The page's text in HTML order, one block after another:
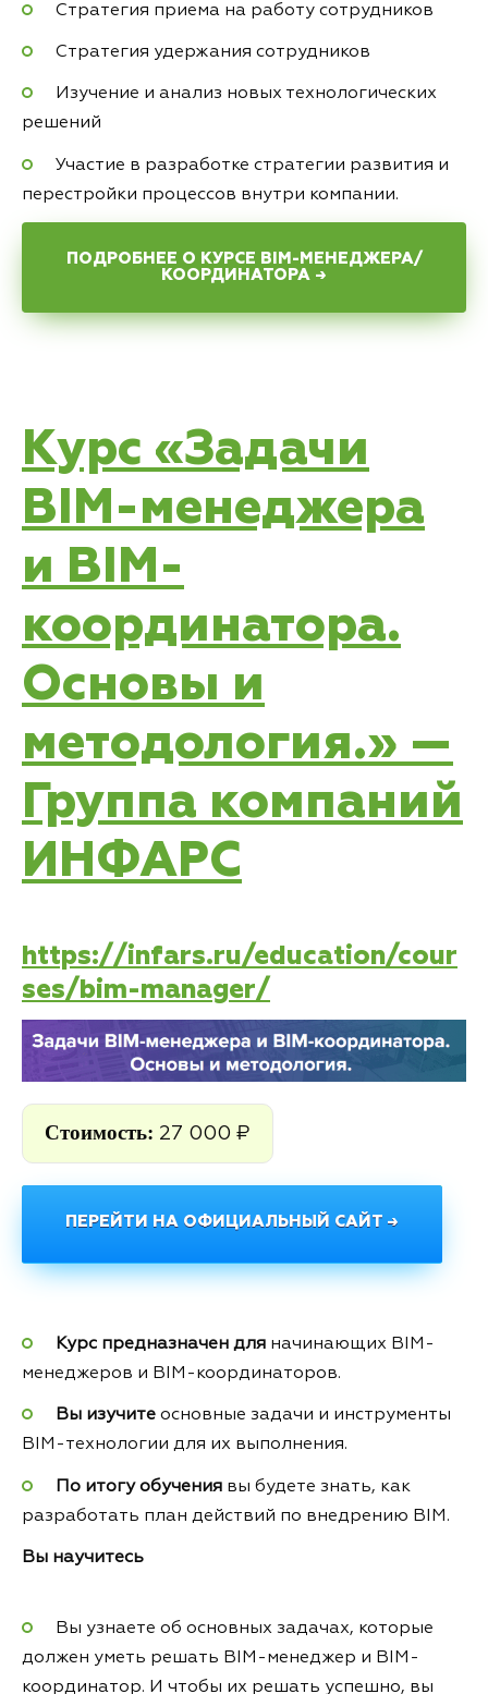
Стратегия приема на работу сотрудников
Стратегия удержания сотрудников
Изучение и анализ новых технологических
решений
Участие в разработке стратегии развития и
перестройки процессов внутри компании.
ПОДРОБНЕЕ О КУРСЕ BIM-МЕНЕДЖЕРА/
КООРДИНАТОРА →
Курс «Задачи
BIM-менеджера
и BIM-
координатора.
Основы и
методология.» —
Группа компаний
ИНФАРС
https://infars.ru/education/cour
ses/bim-manager/
Стоимость: 27 000 ₽
ПЕРЕЙТИ НА ОФИЦИАЛЬНЫЙ САЙТ →
Курс предназначен дляначинающих BIM-
менеджеров и BIM-координаторов.
Вы изучитеосновные задачи и инструменты
BIM-технологии для их выполнения.
По итогу обучениявы будете знать, как
разработать план действий по внедрению BIM.
Вы научитесь
Вы узнаете об основных задачах, которые
должен уметь решать BIM-менеджер и BIM-
координатор. И чтобы их решать успешно, вы